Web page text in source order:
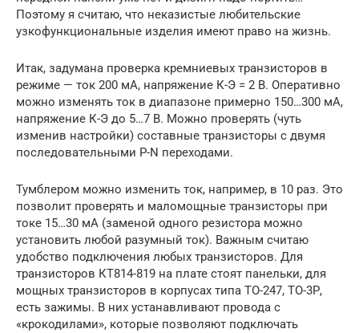
Поэтому я считаю, что неказистые любительские
узкофункциональные изделия имеют право на жизнь.
Итак, задумана проверка кремниевых транзисторов в
режиме — ток 200 мА, напряжение К-Э = 2 В. Оперативно
можно изменять ток в диапазоне примерно 150…300 мА,
напряжение К-Э до 5…7 В. Можно проверять (чуть
изменив настройки) составные транзисторы с двумя
последовательными P-N переходами.
Тумблером можно изменить ток, например, в 10 раз. Это
позволит проверять и маломощные транзисторы при
токе 15…30 мА (заменой одного резистора можно
установить любой разумный ток). Важным считаю
удобство подключения любых транзисторов. Для
транзисторов КТ814-819 на плате стоят панельки, для
мощных транзисторов в корпусах типа ТО-247, ТО-3Р,
есть зажимы. В них устанавливают провода с
«крокодилами», которые позволяют подключать